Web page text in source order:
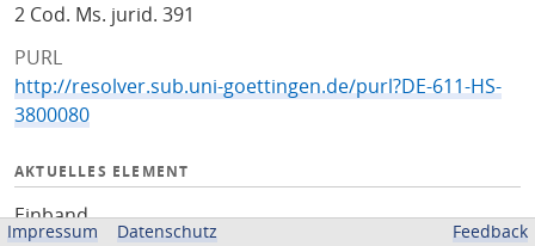
2 Cod. Ms. jurid. 391
PURL
http://resolver.sub.uni-goettingen.de/purl?DE-611-HS-
3800080
AKTUELLES ELEMENT
Einband
Impressum Datenschutz Feedback